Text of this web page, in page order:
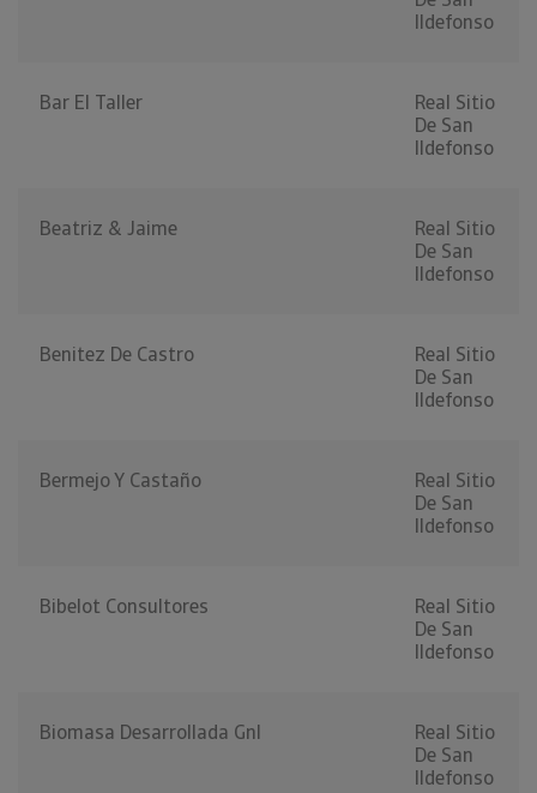
Ildefonso
Bar El Taller
Real Sitio
De San
Ildefonso
Beatriz & Jaime
Real Sitio
De San
Ildefonso
Benitez De Castro
Real Sitio
De San
Ildefonso
Bermejo Y Castaño
Real Sitio
De San
Ildefonso
Bibelot Consultores
Real Sitio
De San
Ildefonso
Biomasa Desarrollada Gnl
Real Sitio
De San
Ildefonso